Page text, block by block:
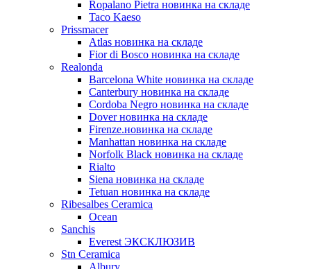
Ropalano Pietra новинка на складе
Taco Kaeso
Prissmacer
Atlas новинка на складе
Fior di Bosco новинка на складе
Realonda
Barсelona White новинка на складе
Canterbury новинка на складе
Cordoba Negro новинка на складе
Dover новинка на складе
Firenze.новинка на складе
Manhattan новинка на складе
Norfolk Black новинка на складе
Rialto
Siena новинка на складе
Tetuan новинка на складе
Ribesalbes Ceramica
Ocean
Sanchis
Everest ЭКСКЛЮЗИВ
Stn Ceramica
Albury